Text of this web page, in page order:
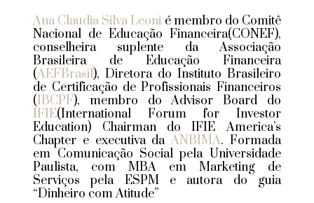
Ana Claudia Silva Leoni é membro do Comitê
Nacional de Educação Financeira(CONEF),
conselheira suplente da Associação
Brasileira de Educação Financeira
(AEFBrasil), Diretora do Instituto Brasileiro
de Certificação de Profissionais Financeiros
(IBCPF), membro do Advisor Board do
IFIE(International Forum for Investor
Education) Chairman do IFIE America’s
Chapter e executiva daANBIMA. Formada
em Comunicação Social pela Universidade
Paulista, com MBA em Marketing de
Serviços pela ESPM e autora do guia
“Dinheiro com Atitude”